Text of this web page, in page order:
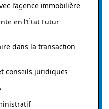
l’agence immobilière
en l’État Futur
dans la transaction
conseils juridiques